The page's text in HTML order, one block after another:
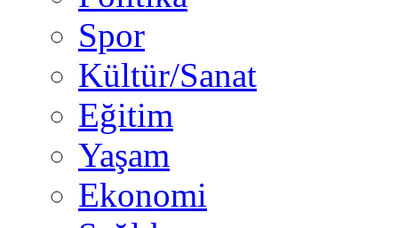
Spor
Kültür/Sanat
Eğitim
Yaşam
Ekonomi